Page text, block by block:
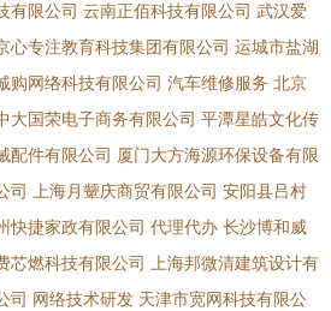
有限公司 云南正佰科技有限公司 武汉爱
心专注教育科技集团有限公司 运城市盐湖
购网络科技有限公司 汽车维修服务 北京
大国荣电子商务有限公司 平潭星皓文化传
配件有限公司 厦门大方海源环保设备有限
司 上海月颦庆商贸有限公司 安阳县吕村
快捷家政有限公司 代理代办 长沙博和威
芯燃科技有限公司
上海邦微清建筑设计有
司 网络技术研发 天津市宽网科技有限公